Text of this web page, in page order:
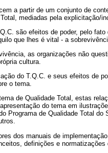
a partir de um conjunto de
mediadas pela explicitação/
são efeitos de poder, pelo
que lhes é vital - a
as organizações não
cultura.
do T.Q.C. e seus efeitos de
o tema.
de Qualidade Total, estas
do tema em
Programa de Qualidade Total
dos manuais de
definições e normatizações